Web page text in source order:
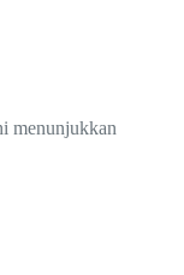
menunjukkan